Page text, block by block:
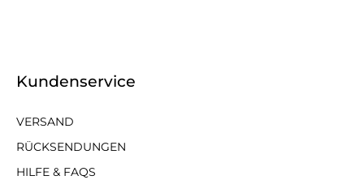
Kundenservice
VERSAND
RÜCKSENDUNGEN
HILFE & FAQS